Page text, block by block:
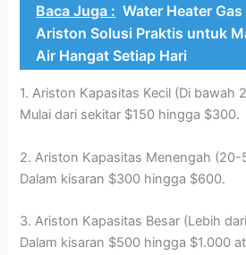
Baca Juga : Water Heater Gas
Ariston Solusi Praktis untuk
Air Hangat Setiap Hari
1. Ariston Kapasitas Kecil (Di bawah
Mulai dari sekitar $150 hingga $300.
2. Ariston Kapasitas Menengah (20-
Dalam kisaran $300 hingga $600.
3. Ariston Kapasitas Besar (Lebih
Dalam kisaran $500 hingga $1.000